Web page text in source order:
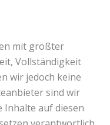
mit größter
Vollständigkeit
wir jedoch keine
sind wir
Inhalte auf diesen